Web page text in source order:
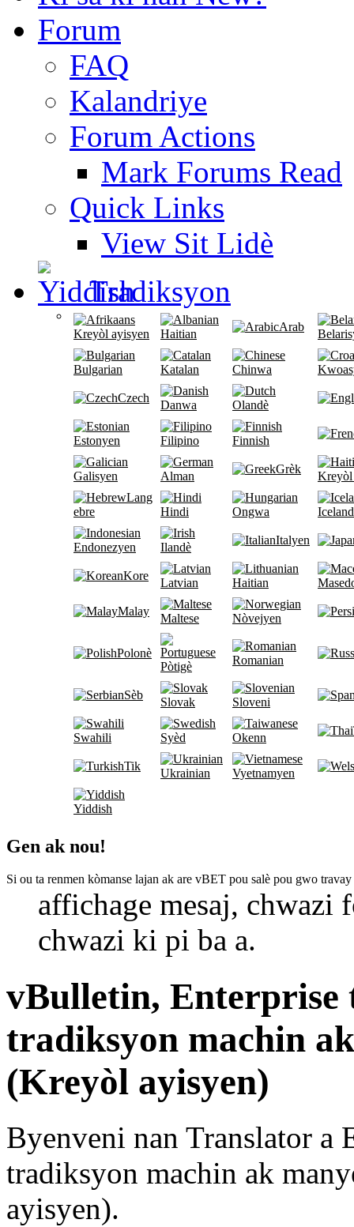
Forum
FAQ
Kalandriye
Forum Actions
Mark Forums Read
Quick Links
View Sit Lidè
Tradiksyon
Kreyòl ayisyen Haitian
Arab
Bulgarian Katalan Chinwa
Czech
Danwa Olandè
Estonyen Filipino Finnish
Galisyen Alman
Grèk
Kreyòl
Lang
ebre
Hindi Ongwa
Endonezyen Ilandè
Italyen
Kore
Latvian Haitian
Malay
Maltese Nòvejyen
Polonè
Pòtigè
Romanian
Sèb
Slovak Sloveni
Swahili Syèd Okenn
Tik
Ukrainian Vyetnamyen
Yiddish
Gen ak nou!
Si ou ta renmen kòmanse lajan ak are vBET pou salè pou gwo travay
affichage mesaj, chwazi
chwazi ki pi ba a.
vBulletin,
tradiksyon machin
(Kreyòl ayisyen)
Byenveni nan Translator
tradiksyon machin ak
ayisyen).